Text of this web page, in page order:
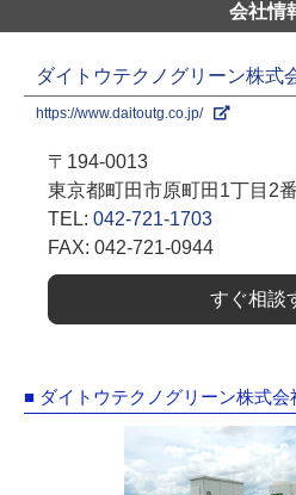
会社情
ダイトウテクノグリーン株式
https://www.daitoutg.co.jp/
〒194-0013
東京都町田市原町田1丁目2
TEL: 042-721-1703
FAX: 042-721-0944
すぐ相談
■ ダイトウテクノグリーン株式会